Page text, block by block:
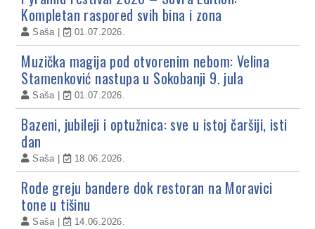
Kompletan raspored svih bina i zona
Saša 01.07.2026.
Muzička magija pod otvorenim nebom: Velina
Stamenković nastupa u Sokobanji 9. jula
Saša 01.07.2026.
Bazeni, jubileji i optužnica: sve u istoj čaršiji, isti
dan
Saša 18.06.2026.
Rode greju bandere dok restoran na Moravici
tone u tišinu
Saša 14.06.2026.